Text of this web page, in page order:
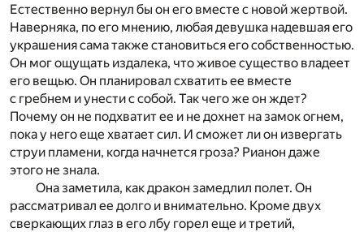
Естественно вернул бы он его вместе с новой жертвой.
Наверняка, по его мнению, любая девушка надевшая его
украшения сама также становиться его собственностью.
Он мог ощущать издалека, что живое существо владеет
его вещью. Он планировал схватить ее вместе
с гребнем и унести с собой. Так чего же он ждет?
Почему он не подхватит ее и не дохнет на замок огнем,
пока у него еще хватает сил. И сможет ли он извергать
струи пламени, когда начнется гроза? Рианон даже
этого не знала.
Она заметила, как дракон замедлил полет. Он
рассматривал ее долго и внимательно. Кроме двух
сверкающих глаз в его лбу горел еще и третий,